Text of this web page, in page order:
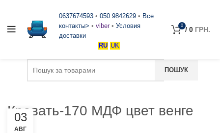
0637674593 • 050 9842629 • Все
контакты> • viber • Условия
доставки
RU UK
0 / 0 ГРН.
Кровать-170 МДФ цвет венге
03
АВГ